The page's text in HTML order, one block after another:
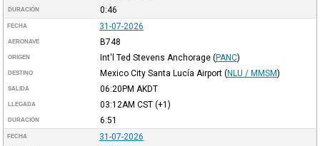
DURACIÓN 0:46
FECHA 31-07-2026
AERONAVE B748
ORIGEN Int'l Ted Stevens Anchorage (PANC)
DESTINO Mexico City Santa Lucía Airport (NLU / MMSM)
SALIDA 06:20PM AKDT
LLEGADA 03:12AM CST(+1)
DURACIÓN 6:51
FECHA 31-07-2026